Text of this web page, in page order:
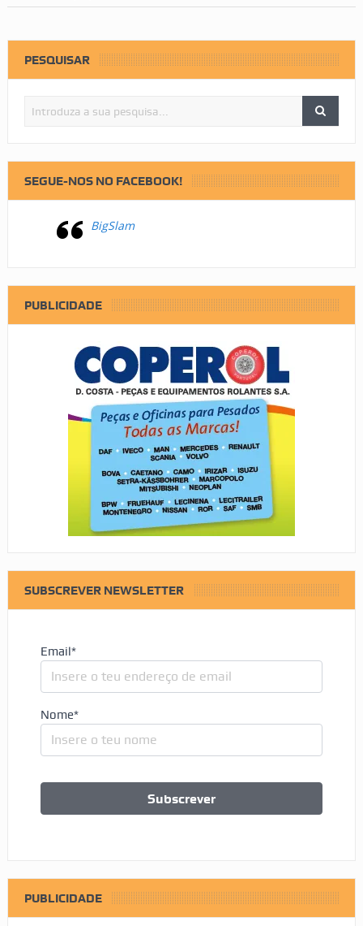
PESQUISAR
SEGUE-NOS NO FACEBOOK!
BigSlam
PUBLICIDADE
SUBSCREVER NEWSLETTER
Email*
Nome*
PUBLICIDADE